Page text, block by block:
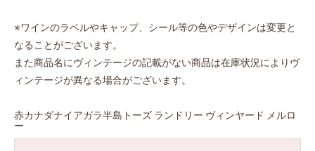
※ワインのラベルやキャップ、シール等の色やデザインは変更と
なることがございます。
また商品名にヴィンテージの記載がない商品は在庫状況によりヴ
ィンテージが異なる場合がございます。
赤カナダナイアガラ半島トーズ ランドリー ヴィンヤード メルロ
ー